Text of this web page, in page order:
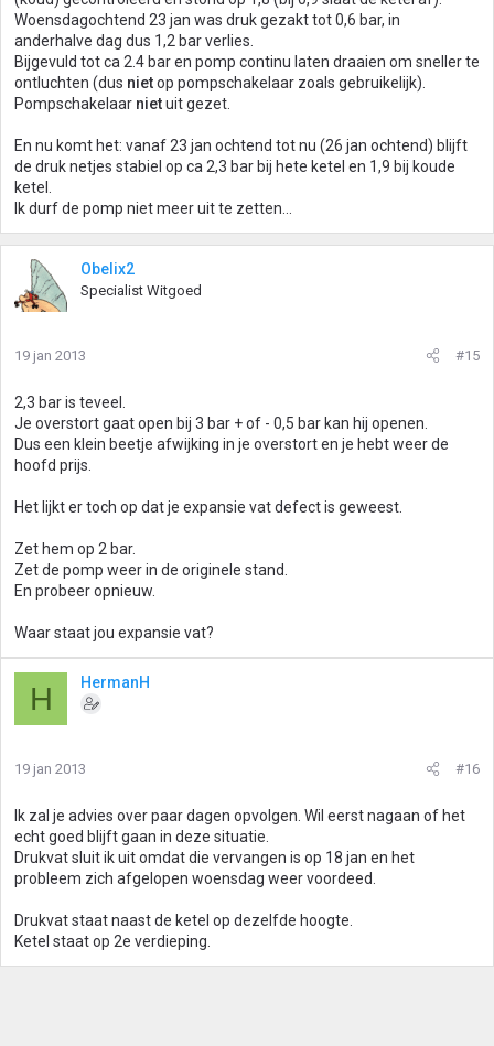
Woensdagochtend 23 jan was druk gezakt tot 0,6 bar, in
anderhalve dag dus 1,2 bar verlies.
Bijgevuld tot ca 2.4 bar en pomp continu laten draaien om sneller te
ontluchten (dus nietop pompschakelaar zoals gebruikelijk).
Pompschakelaar nietuit gezet.
En nu komt het: vanaf 23 jan ochtend tot nu (26 jan ochtend) blijft
de druk netjes stabiel op ca 2,3 bar bij hete ketel en 1,9 bij koude
ketel.
Ik durf de pomp niet meer uit te zetten...
Obelix2
Specialist Witgoed
19 jan 2013 #15
2,3 bar is teveel.
Je overstort gaat open bij 3 bar + of - 0,5 bar kan hij openen.
Dus een klein beetje afwijking in je overstort en je hebt weer de
hoofd prijs.
Het lijkt er toch op dat je expansie vat defect is geweest.
Zet hem op 2 bar.
Zet de pomp weer in de originele stand.
En probeer opnieuw.
Waar staat jou expansie vat?
H HermanH
19 jan 2013 #16
Ik zal je advies over paar dagen opvolgen. Wil eerst nagaan of het
echt goed blijft gaan in deze situatie.
Drukvat sluit ik uit omdat die vervangen is op 18 jan en het
probleem zich afgelopen woensdag weer voordeed.
Drukvat staat naast de ketel op dezelfde hoogte.
Ketel staat op 2e verdieping.